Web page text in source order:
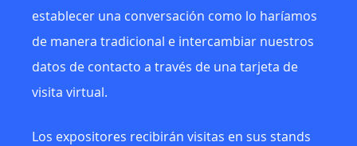
establecer una conversación como lo haríamos
de manera tradicional e intercambiar nuestros
datos de contacto a través de una tarjeta de
visita virtual.
Los expositores recibirán visitas en sus stands